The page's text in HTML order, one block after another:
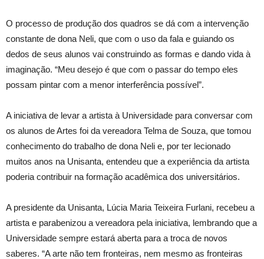
O processo de produção dos quadros se dá com a intervenção
constante de dona Neli, que com o uso da fala e guiando os
dedos de seus alunos vai construindo as formas e dando vida à
imaginação. “Meu desejo é que com o passar do tempo eles
possam pintar com a menor interferência possível”.
A iniciativa de levar a artista à Universidade para conversar com
os alunos de Artes foi da vereadora Telma de Souza, que tomou
conhecimento do trabalho de dona Neli e, por ter lecionado
muitos anos na Unisanta, entendeu que a experiência da artista
poderia contribuir na formação acadêmica dos universitários.
A presidente da Unisanta, Lúcia Maria Teixeira Furlani, recebeu a
artista e parabenizou a vereadora pela iniciativa, lembrando que a
Universidade sempre estará aberta para a troca de novos
saberes. “A arte não tem fronteiras, nem mesmo as fronteiras